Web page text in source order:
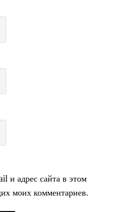
и адрес сайта в этом
моих комментариев.